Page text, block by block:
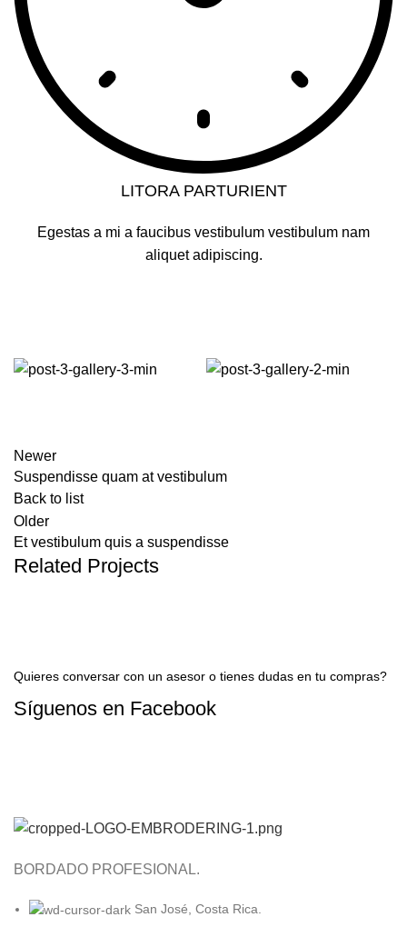
LITORA PARTURIENT
Egestas a mi a faucibus vestibulum vestibulum nam
aliquet adipiscing.
Newer
Suspendisse quam at vestibulum
Back to list
Older
Et vestibulum quis a suspendisse
Related Projects
Quieres conversar con un asesor o tienes dudas en tu compras?
Síguenos en Facebook
BORDADO PROFESIONAL.
San José, Costa Rica.